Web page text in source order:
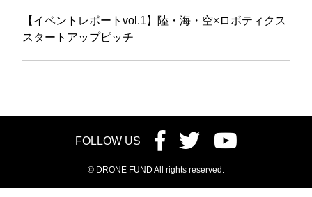
【イベントレポートvol.1】陸・海・空×ロボティクス
スタートアップピッチ
FOLLOW US
© DRONE FUND All rights reserved.